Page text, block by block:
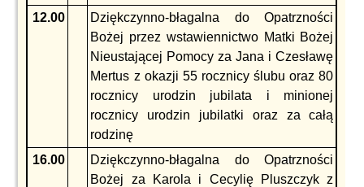
12.00
Dziękczynno-błagalna do Opatrzności
Bożej przez wstawiennictwo Matki Bożej
Nieustającej Pomocy za Jana i Czesławę
Mertus z okazji 55 rocznicy ślubu oraz 80
rocznicy urodzin jubilata i minionej
rocznicy urodzin jubilatki oraz za całą
rodzinę
16.00
Dziękczynno-błagalna do Opatrzności
Bożej za Karola i Cecylię Pluszczyk z